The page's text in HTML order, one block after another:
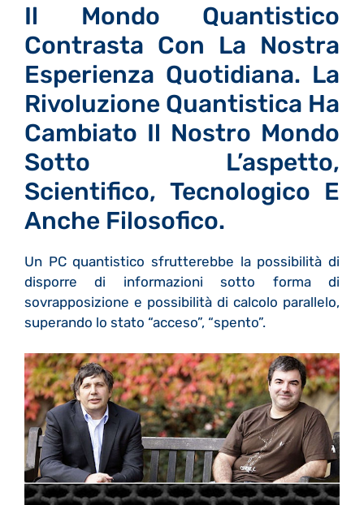
Il Mondo Quantistico
Contrasta Con La Nostra
Esperienza Quotidiana. La
Rivoluzione Quantistica Ha
Cambiato Il Nostro Mondo
Sotto L’aspetto,
Scientifico, Tecnologico E
Anche Filosofico.
Un PC quantistico sfrutterebbe la possibilità di
disporre di informazioni sotto forma di
sovrapposizione e possibilità di calcolo parallelo,
superando lo stato “acceso”, “spento”.